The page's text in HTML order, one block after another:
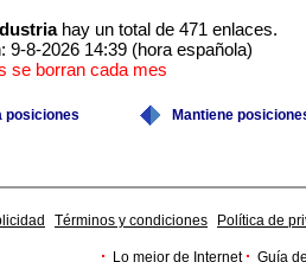
hay un total de 471 enlaces.
9-8-2026 14:39 (hora española)
se borran cada mes
posiciones Mantiene
Términos y condiciones Política de
· Lo mejor de Internet · Guía